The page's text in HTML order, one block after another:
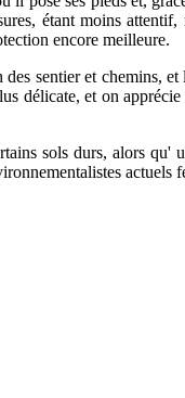
étant moins
encore meilleure.
sentier et chemins,
délicate, et on
sols durs, alors
actuels